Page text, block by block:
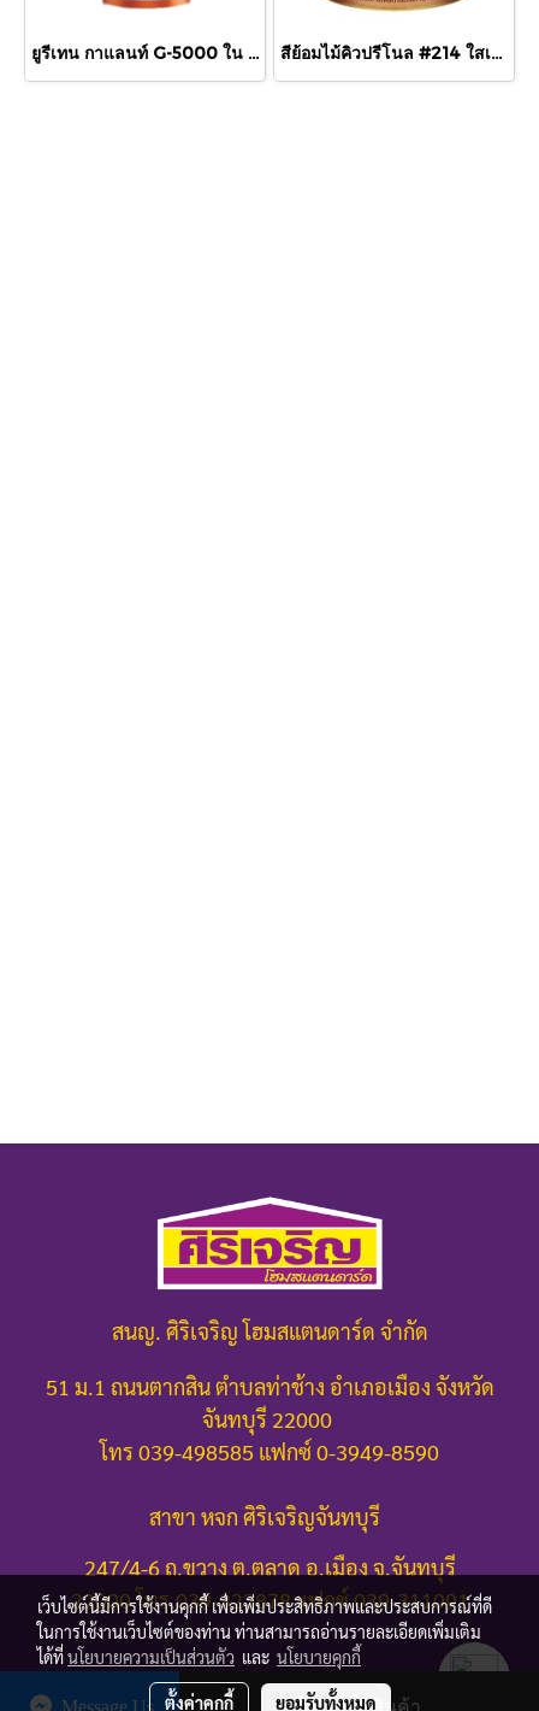
สั่งซื้อสินค้า
Message Us
ยูรีเทน กาแลนท์ G-5000 ใน 875cc. สีย้อมไม้คิวปรีโนล #214 ใสเงา 1/4 กล.
สนญ. ศิริเจริญ โฮมสแตนดาร์ด จำกัด
51 ม.1 ถนนตากสิน ตำบลท่าช้าง อำเภอเมือง จังหวัด
จันทบุรี 22000
โทร 039-498585 แฟกซ์ 0-3949-8590
สาขา หจก ศิริเจริญจันทบุรี
247/4-6 ถ.ขวาง ต.ตลาด อ.เมือง จ.จันทบุรี
22000โทร.039-322878 แฟกซ์ 039-311091
เว็บไซต์นี้มีการใช้งานคุกกี้ เพื่อเพิ่มประสิทธิภาพและประสบการณ์ที่ดี
ในการใช้งานเว็บไซต์ของท่าน ท่านสามารถอ่านรายละเอียดเพิ่มเติม
ได้ที่นโยบายความเป็นส่วนตัว และ นโยบายคุกกี้
ตั้งค่าคุกกี้ ยอมรับทั้งหมด